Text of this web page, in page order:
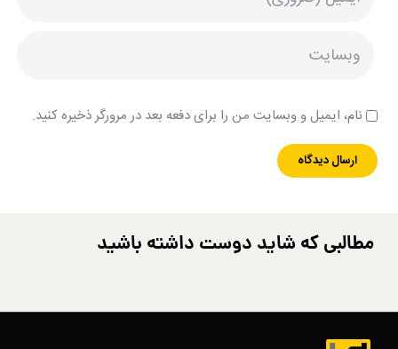
نام، ایمیل و وبسایت من را برای دفعه بعد در مرورگر ذخیره کنید.
مطالبی که شاید دوست داشته باشید